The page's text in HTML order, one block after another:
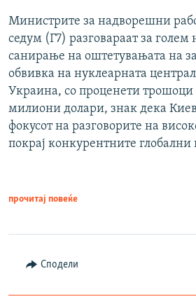
Министрите за надворешни
седум (Г7) разговараат за голем
санирање на оштетувањата на
обвивка на нуклеарната
Украина, со проценети трошоци
милиони долари, знак дека
фокусот на разговорите на
покрај конкурентните глобални
прочитај повеќе
Сподели